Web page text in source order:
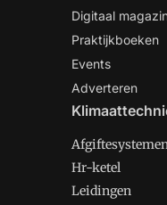
Digitaal
Praktijkboeken
Events
Adverteren
Hr-ketel
Leidingen